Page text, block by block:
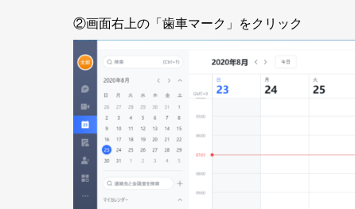
②画面右上の「歯車マーク」をクリック